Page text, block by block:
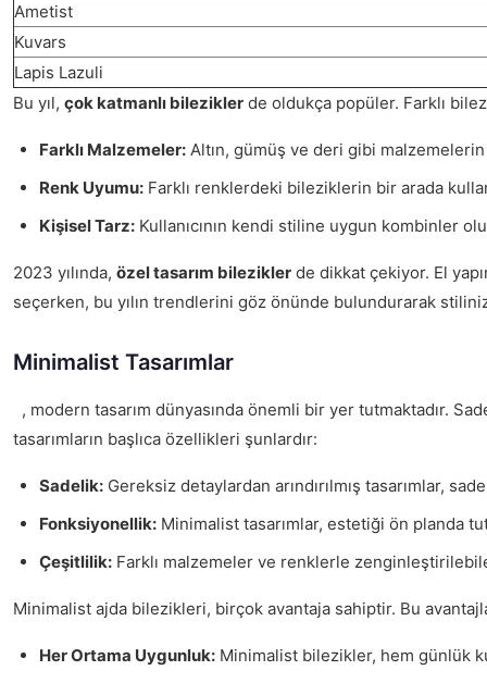
Ametist
Kuvars
Lapis Lazuli
Bu yıl, çok katmanlı bilezikler de oldukça popüler. Farklı
Farklı Malzemeler: Altın, gümüş ve deri gibi
Renk Uyumu: Farklı renklerdeki bileziklerin bir arada
Kişisel Tarz: Kullanıcının kendi stiline uygun kombinler
2023 yılında, özel tasarım bilezikler de dikkat çekiyor. El
seçerken, bu yılın trendlerini göz önünde bulundurarak
Minimalist Tasarımlar
, modern tasarım dünyasında önemli bir yer tutmaktadır.
tasarımların başlıca özellikleri şunlardır:
Sadelik: Gereksiz detaylardan arındırılmış tasarımlar,
Fonksiyonellik: Minimalist tasarımlar, estetiği ön planda
Çeşitlilik: Farklı malzemeler ve renklerle
Minimalist ajda bilezikleri, birçok avantaja sahiptir. Bu
Her Ortama Uygunluk: Minimalist bilezikler, hem günlük